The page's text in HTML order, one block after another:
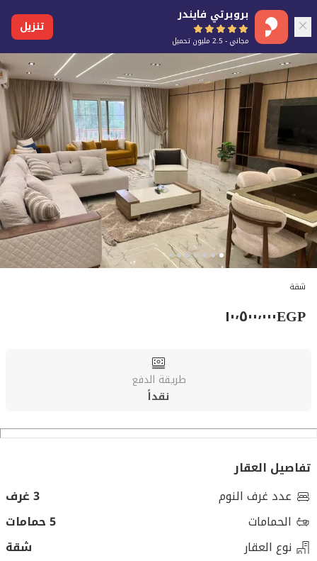
بروبرتي فايندر
مجاني - 2.5 مليون تحميل
تنزيل
شقة
EGP١٠٬٥٠٠٬٠٠٠
طريقة الدفع
نقداً
تفاصيل العقار
عدد غرف النوم
3 غرف
الحمامات
5 حمامات
نوع العقار
شقة